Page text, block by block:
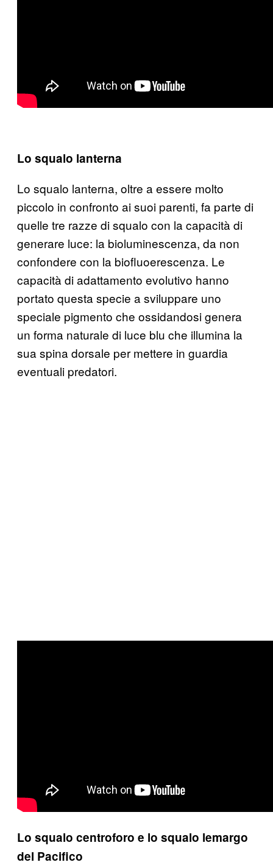
Lo squalo lanterna
Lo squalo lanterna, oltre a essere molto
piccolo in confronto ai suoi parenti, fa parte di
quelle tre razze di squalo con la capacità di
generare luce: la bioluminescenza, da non
confondere con la biofluoerescenza. Le
capacità di adattamento evolutivo hanno
portato questa specie a sviluppare uno
speciale pigmento che ossidandosi genera
un forma naturale di luce blu che illumina la
sua spina dorsale per mettere in guardia
eventuali predatori.
Lo squalo centroforo e lo squalo lemargo
del Pacifico